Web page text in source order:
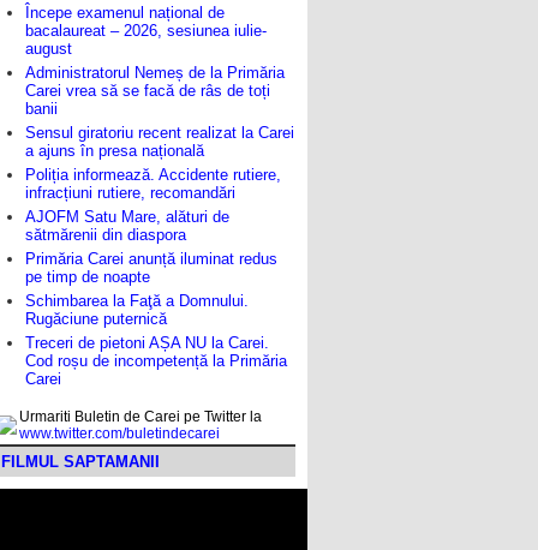
Începe examenul național de
bacalaureat – 2026, sesiunea iulie-
august
Administratorul Nemeș de la Primăria
Carei vrea să se facă de râs de toți
banii
Sensul giratoriu recent realizat la Carei
a ajuns în presa națională
Poliția informează. Accidente rutiere,
infracțiuni rutiere, recomandări
AJOFM Satu Mare, alături de
sătmărenii din diaspora
Primăria Carei anunță iluminat redus
pe timp de noapte
Schimbarea la Faţă a Domnului.
Rugăciune puternică
Treceri de pietoni AȘA NU la Carei.
Cod roșu de incompetență la Primăria
Carei
Urmariti Buletin de Carei pe Twitter la
www.twitter.com/buletindecarei
FILMUL SAPTAMANII